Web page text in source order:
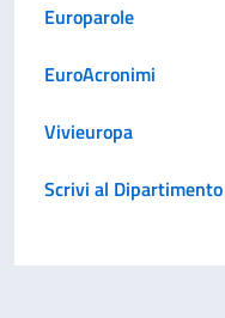
Europarole
EuroAcronimi
Vivieuropa
Scrivi al Dipartimento